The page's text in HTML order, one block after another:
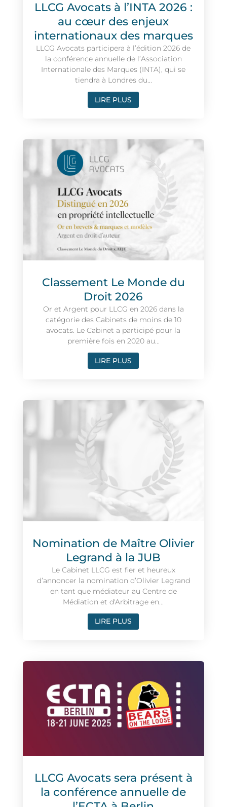
LLCG Avocats à l’INTA 2026 :
au cœur des enjeux
internationaux des marques
LLCG Avocats participera à l’édition 2026 de
la conférence annuelle de l’Association
Internationale des Marques (INTA), qui se
tiendra à Londres du...
LIRE PLUS
Classement Le Monde du
Droit 2026
Or et Argent pour LLCG en 2026 dans la
catégorie des Cabinets de moins de 10
avocats. Le Cabinet a participé pour la
première fois en 2020 au...
LIRE PLUS
Nomination de Maître Olivier
Legrand à la JUB
Le Cabinet LLCG est fier et heureux
d’annoncer la nomination d’Olivier Legrand
en tant que médiateur au Centre de
Médiation et d'Arbitrage en...
LIRE PLUS
LLCG Avocats sera présent à
la conférence annuelle de